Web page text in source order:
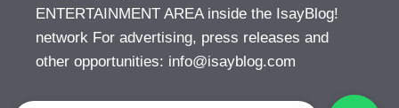
ENTERTAINMENT AREA inside the IsayBlog!
network For advertising, press releases and
other opportunities: info@isayblog.com